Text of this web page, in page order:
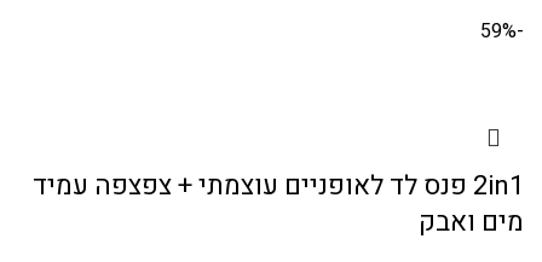
-59%
2in1 פנס לד לאופניים עוצמתי + צפצפה עמיד
מים ואבק